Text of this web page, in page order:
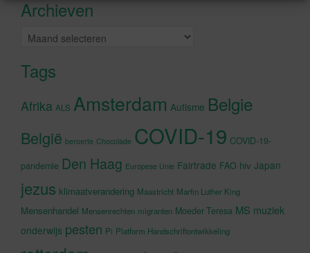
Archieven
Archieven
Tags
Afrika ALS Amsterdam Autisme Belgie
België beroerte Chocolade COVID-19 COVID-19-
pandemie Den Haag Europese Unie Fairtrade FAO hiv Japan
jezus klimaatverandering Maastricht Martin Luther King
Mensenhandel Mensenrechten migranten Moeder Teresa MS muziek
onderwijs pesten Pi Platform Handschriftontwikkeling